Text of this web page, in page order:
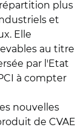
plus
et
Elle
au titre
par l'Etat
à compter
nouvelles
de CVAE